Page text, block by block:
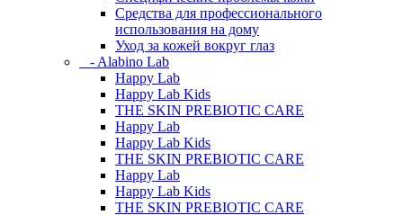
Средства для профессионального
использования на дому
Уход за кожей вокруг глаз
- Alabino Lab
Happy Lab
Happy Lab Kids
THE SKIN PREBIOTIC CARE
Happy Lab
Happy Lab Kids
THE SKIN PREBIOTIC CARE
Happy Lab
Happy Lab Kids
THE SKIN PREBIOTIC CARE